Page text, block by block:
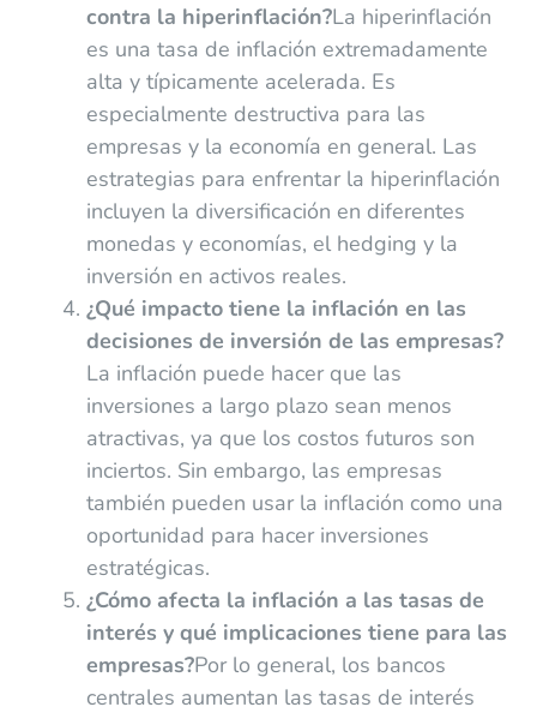
contra la hiperinflación?La hiperinflación
es una tasa de inflación extremadamente
alta y típicamente acelerada. Es
especialmente destructiva para las
empresas y la economía en general. Las
estrategias para enfrentar la hiperinflación
incluyen la diversificación en diferentes
monedas y economías, el hedging y la
inversión en activos reales.
¿Qué impacto tiene la inflación en las
decisiones de inversión de las empresas?
La inflación puede hacer que las
inversiones a largo plazo sean menos
atractivas, ya que los costos futuros son
inciertos. Sin embargo, las empresas
también pueden usar la inflación como una
oportunidad para hacer inversiones
estratégicas.
¿Cómo afecta la inflación a las tasas de
interés y qué implicaciones tiene para las
empresas?Por lo general, los bancos
centrales aumentan las tasas de interés